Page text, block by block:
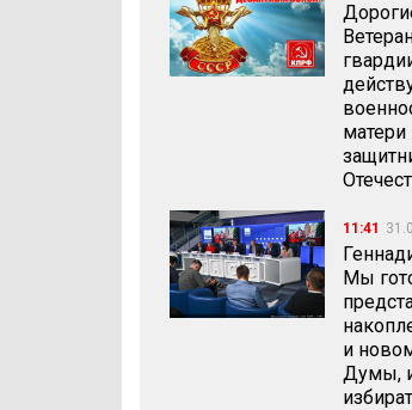
11:41
Мы
и
Думы,